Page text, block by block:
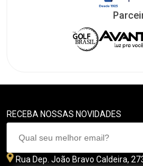
RECEBA NOSSAS NOVIDADES
Rua Dep. João Bravo Caldeira,